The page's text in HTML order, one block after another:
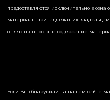
предоставляются исключительно в
материалы принадлежат их
ответственности за содержание
Если Вы обнаружили на нашем сайте